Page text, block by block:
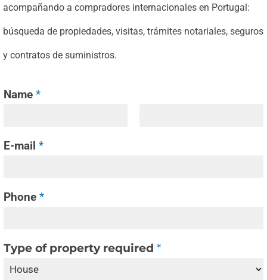
acompañando a compradores internacionales en Portugal:
búsqueda de propiedades, visitas, trámites notariales, seguros
y contratos de suministros.
Name *
E-mail *
Phone *
Type of property required *